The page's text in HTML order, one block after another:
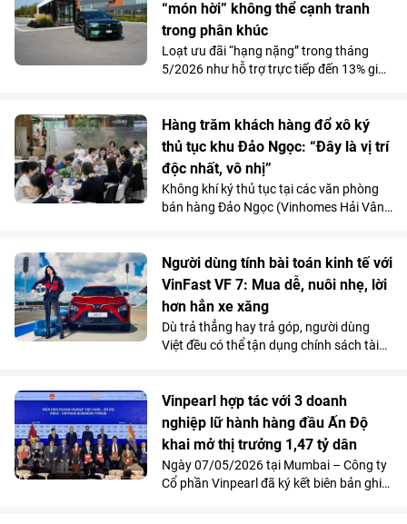
“món hời” không thể cạnh tranh
trong phân khúc
Loạt ưu đãi “hạng nặng” trong tháng
5/2026 như hỗ trợ trực tiếp đến 13% giá
giúp VinFast VF 9 tạo lợi thế rõ rệt trong
phân khúc SUV full-size.
Hàng trăm khách hàng đổ xô ký
thủ tục khu Đảo Ngọc: “Đây là vị trí
độc nhất, vô nhị”
Không khí ký thủ tục tại các văn phòng
bán hàng Đảo Ngọc (Vinhomes Hải Vân
Riêng trong ngày 11/5, đã có 286 căn
hoàn tất thỏa thuận ký quỹ. Quỹ đất ven
biển sở hữu lâu dài cùng uy tín
Vinhomes, tiến độ “nhanh như gió” và
chính sách tài chính linh hoạt đã “chắp
cánh” cho nhiều khách hàng xuống tiền.
ưng ý.
Người dùng tính bài toán kinh tế với
VinFast VF 7: Mua dễ, nuôi nhẹ, lời
hơn hẳn xe xăng
Dù trả thẳng hay trả góp, người dùng
Việt đều có thể tận dụng chính sách tài
tối ưu.
Vinpearl hợp tác với 3 doanh
nghiệp lữ hành hàng đầu Ấn Độ
khai mở thị trưởng 1,47 tỷ dân
Ngày 07/05/2026 tại Mumbai – Công ty
Cổ phần Vinpearl đã ký kết biên bản ghi